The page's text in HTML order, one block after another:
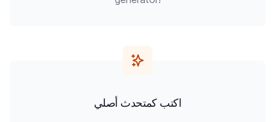
اكتب كمتحدث أصلي